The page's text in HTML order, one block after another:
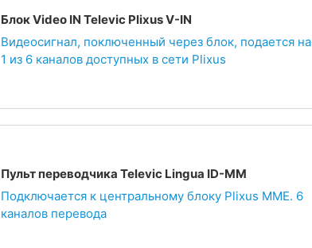
Блок Video IN Televic Plixus V-IN
Видеосигнал, поключенный через блок, подается на
1 из 6 каналов доступных в сети Plixus
Пульт переводчика Televic Lingua ID-MM
Подключается к центральному блоку Plixus MME. 6
каналов перевода